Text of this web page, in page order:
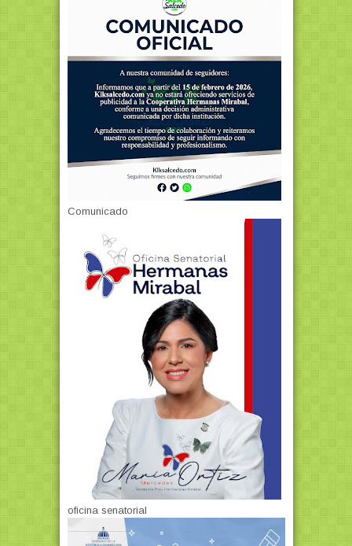
Comunicado
oficina senatorial